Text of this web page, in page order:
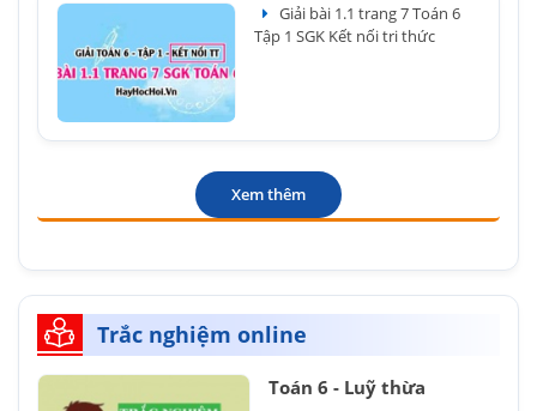
Giải bài 1.1 trang 7 Toán 6
Tập 1 SGK Kết nối tri thức
Xem thêm
Trắc nghiệm online
Toán 6 - Luỹ thừa